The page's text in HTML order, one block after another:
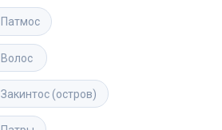
Патмос
Волос
Закинтос (остров)